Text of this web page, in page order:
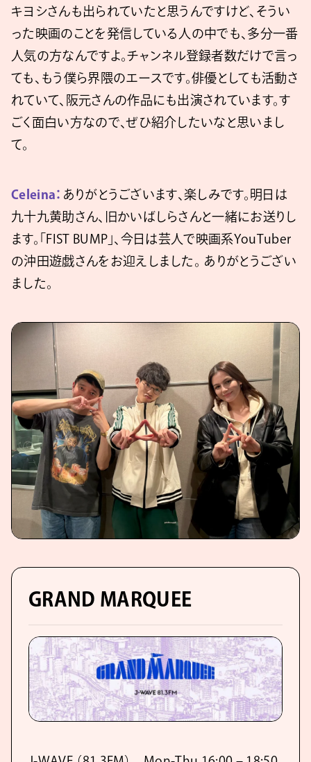
キヨシさんも出られていたと思うんですけど、そうい
った映画のことを発信している人の中でも、多分一番
人気の方なんですよ。チャンネル登録者数だけで言っ
ても、もう僕ら界隈のエースです。俳優としても活動さ
れていて、阪元さんの作品にも出演されています。す
ごく面白い方なので、ぜひ紹介したいなと思いまし
て。
Celeina： ありがとうございます、楽しみです。明日は
九十九黄助さん、旧かいばしらさんと一緒にお送りし
ます。「FIST BUMP」、今日は芸人で映画系YouTuber
の沖田遊戯さんをお迎えしました。 ありがとうござい
ました。
GRAND MARQUEE